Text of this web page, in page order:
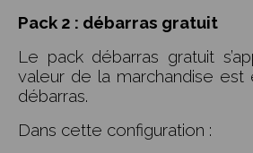
Pack 2 : débarras gratuit
Le pack débarras gratuit
valeur de la marchandise est
débarras.
Dans cette configuration :